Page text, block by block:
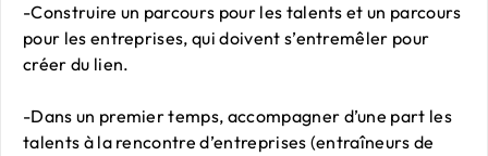
-Construire un parcours pour les talents et un parcours
pour les entreprises, qui doivent s’entremêler pour
créer du lien.
-Dans un premier temps, accompagner d’une part les
talents à la rencontre d’entreprises (entraîneurs de